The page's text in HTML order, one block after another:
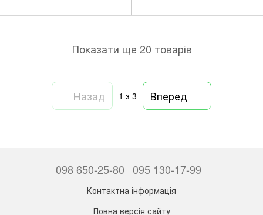
Показати ще 20 товарів
Назад 1 з 3 Вперед
098 650-25-80 095 130-17-99
Контактна інформація
Повна версія сайту